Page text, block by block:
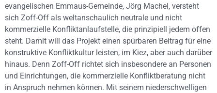
evangelischen Emmaus-Gemeinde, Jörg Machel, versteht
sich Zoff-Off als weltanschaulich neutrale und nicht
kommerzielle Konfliktanlaufstelle, die prinzipiell jedem offen
steht. Damit will das Projekt einen spürbaren Beitrag für eine
konstruktive Konfliktkultur leisten, im Kiez, aber auch darüber
hinaus. Denn Zoff-Off richtet sich insbesondere an Personen
und Einrichtungen, die kommerzielle Konfliktberatung nicht
in Anspruch nehmen können. Mit seinem niederschwelligen